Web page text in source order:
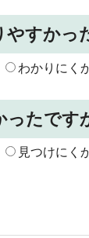
すかっ
わかりにく
たです
見つけにく